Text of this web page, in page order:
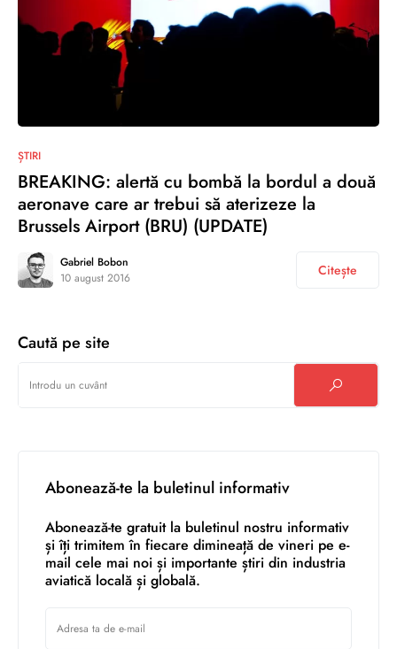
ȘTIRI
BREAKING‬: alertă cu bombă la bordul a două
aeronave care ar trebui să aterizeze la
Brussels Airport (BRU) (UPDATE)
Gabriel Bobon
10 august 2016
Citește
Caută pe site
Abonează-te la buletinul informativ
Abonează-te gratuit la buletinul nostru informativ
și îți trimitem în fiecare dimineață de vineri pe e-
mail cele mai noi și importante știri din industria
aviatică locală și globală.